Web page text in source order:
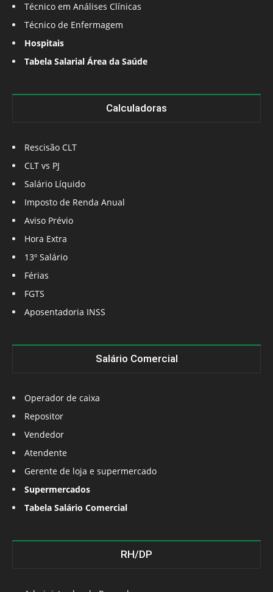
Técnico em Análises Clínicas
Técnico de Enfermagem
Hospitais
Tabela Salarial Área da Saúde
Calculadoras
Rescisão CLT
CLT vs PJ
Salário Líquido
Imposto de Renda Anual
Aviso Prévio
Hora Extra
13º Salário
Férias
FGTS
Aposentadoria INSS
Salário Comercial
Operador de caixa
Repositor
Vendedor
Atendente
Gerente de loja e supermercado
Supermercados
Tabela Salário Comercial
RH/DP